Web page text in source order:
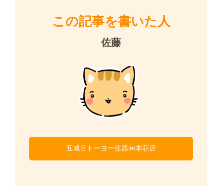
この記事を書いた人
佐藤
五城目トーヨー住器㈱本荘店